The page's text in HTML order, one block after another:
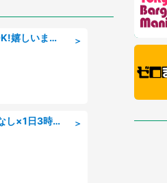
＞
ホールスタッフ/週2日～OK!嬉しいまかない付き/岡山県/浅口郡里庄町
＞
ホールスタッフ/残業ほぼなし×1日3時間〜勤務OK!フォロー体制も充実/広島県/広島市南区